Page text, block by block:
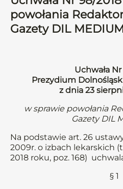
powołania
Gazety DIL
Uchwała
Prezydium
z dnia 23
w sprawie powołania
Gazety DIL
Na podstawie art. 26
2009r. o izbach lekarskich
2018 roku, poz. 168)
§ 1